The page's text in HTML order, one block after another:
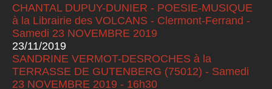
CHANTAL DUPUY-DUNIER - POESIE-MUSIQUE
à la Librairie des VOLCANS - Clermont-Ferrand -
Samedi 23 NOVEMBRE 2019
23/11/2019
SANDRINE VERMOT-DESROCHES à la
TERRASSE DE GUTENBERG (75012) - Samedi
23 NOVEMBRE 2019 - 16h30